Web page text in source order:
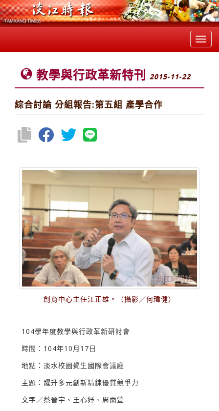
教學與行政革新特刊 2015-11-22
綜合討論 分組報告:第五組 產學合作
創育中心主任江正雄。（攝影／何瑋健）
104學年度教學與行政革新研討會
時間：104年10月17日
地點：淡水校園覺生國際會議廳
主題：躍升多元創新精鍊優質競爭力
文字／蔡晉宇、王心妤、周雨萱